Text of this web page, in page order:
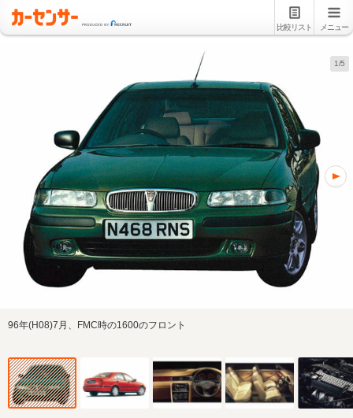
比較リスト メニュー
1/5
96年(H08)7月、FMC時の1600のフロント